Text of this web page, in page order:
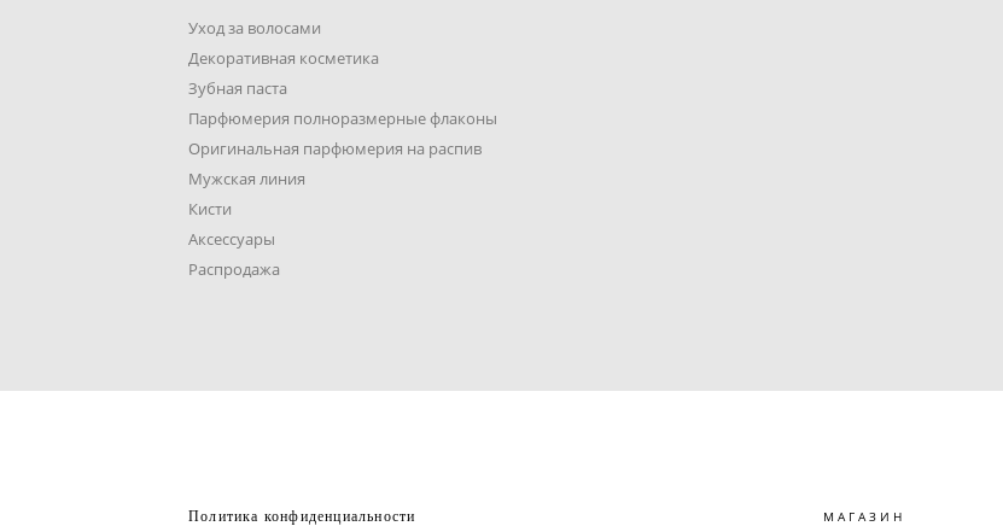
Уход за волосами
Декоративная косметика
Зубная паста
Парфюмерия полноразмерные флаконы
Оригинальная парфюмерия на распив
Мужская линия
Кисти
Аксессуары
Распродажа
Политика конфиденциальности МАГАЗИН